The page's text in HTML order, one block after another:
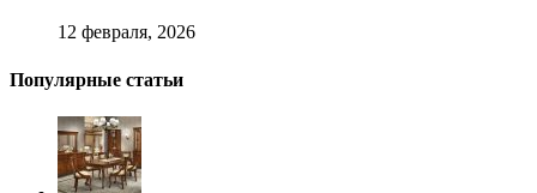
12 февраля, 2026
Популярные статьи